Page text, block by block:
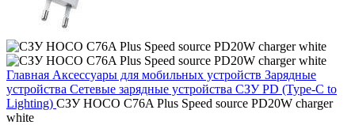
Главная Аксессуары для мобильных устройств Зарядные
устройства Сетевые зарядные устройства СЗУ PD (Type-C to
Lighting) СЗУ HOCO C76A Plus Speed source PD20W charger
white